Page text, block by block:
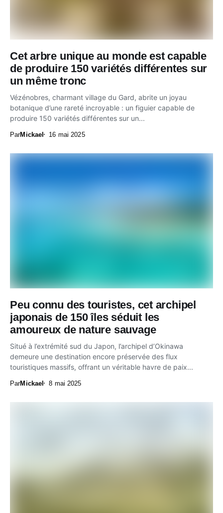
Cet arbre unique au monde est capable
de produire 150 variétés différentes sur
un même tronc
Vézénobres, charmant village du Gard, abrite un joyau
botanique d’une rareté incroyable : un figuier capable de
produire 150 variétés différentes sur un...
ParMickael 16 mai 2025
Peu connu des touristes, cet archipel
japonais de 150 îles séduit les
amoureux de nature sauvage
Situé à l’extrémité sud du Japon, l’archipel d’Okinawa
demeure une destination encore préservée des flux
touristiques massifs, offrant un véritable havre de paix...
ParMickael 8 mai 2025